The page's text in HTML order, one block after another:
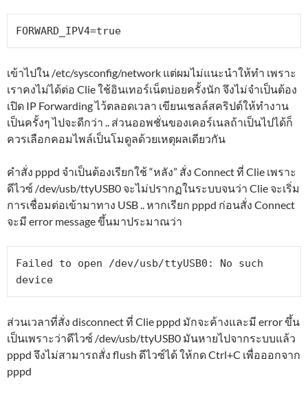
FORWARD_IPV4=true
เข้าไปใน /etc/sysconfig/network แต่ผมไม่แนะนำให้ทำ เพราะ
เราคงไม่ได้ต่อ Clie ใช้อินเทอร์เน็ตบ่อยครั้งนัก จึงไม่จำเป็นต้อง
เปิด IP Forwarding ไว้ตลอดเวลา เขียนเชลล์สคริปต์ให้ทำงาน
เป็นครั้งๆ ไปจะดีกว่า .. ส่วนออพชั่นของเคอร์เนลถ้าเป็นไปได้ก็
ควรเลือกคอมไพล์เป็นโมดูลด้วยเหตุผลเดียวกัน
คำสั่ง pppd จำเป็นต้องเรียกใช้ “หลัง” สั่ง Connect ที่ Clie เพราะ
ดีไวซ์ /dev/usb/ttyUSB0 จะไม่ปรากฏในระบบจนว่า Clie จะเริ่ม
การเชื่อมต่อเข้ามาทาง USB .. หากเรียก pppd ก่อนสั่ง Connect
จะมี error message ขึ้นมาประมาณว่า
Failed to open /dev/usb/ttyUSB0: No such
device
ส่วนเวลาที่สั่ง disconnect ที่ Clie pppd มักจะค้างและมี error ขึ้น
เป็นเพราะว่าดีไวซ์ /dev/usb/ttyUSB0 มันหายไปจากระบบแล้ว
pppd จึงไม่สามารถสั่ง flush ดีไวซ์ได้ ให้กด Ctrl+C เพื่อออกจาก
pppd